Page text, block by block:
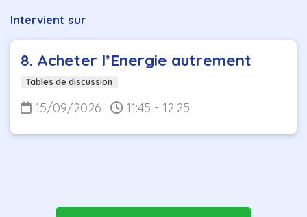
Intervient sur
8. Acheter l’Energie autrement
Tables de discussion
15/09/2026 | 11:45 - 12:25